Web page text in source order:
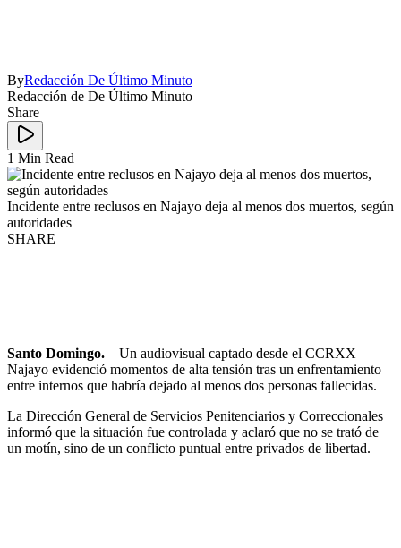
ByRedacción De Último Minuto
Redacción de De Último Minuto
Share
1 Min Read
Incidente entre reclusos en Najayo deja al menos dos muertos, según
autoridades
SHARE
Santo Domingo. – Un audiovisual captado desde el CCRXX
Najayo evidenció momentos de alta tensión tras un enfrentamiento
entre internos que habría dejado al menos dos personas fallecidas.
La Dirección General de Servicios Penitenciarios y Correccionales
informó que la situación fue controlada y aclaró que no se trató de
un motín, sino de un conflicto puntual entre privados de libertad.